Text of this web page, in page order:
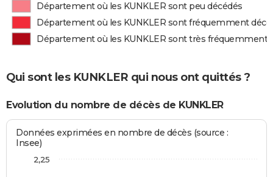
Département où les KUNKLER sont peu décédés
Département où les KUNKLER sont fréquemment
Département où les KUNKLER sont très fréquemment
Qui sont les KUNKLER qui nous ont quittés ?
Evolution du nombre de décès de KUNKLER
Données exprimées en nombre de décès (source :
Insee)
2,25